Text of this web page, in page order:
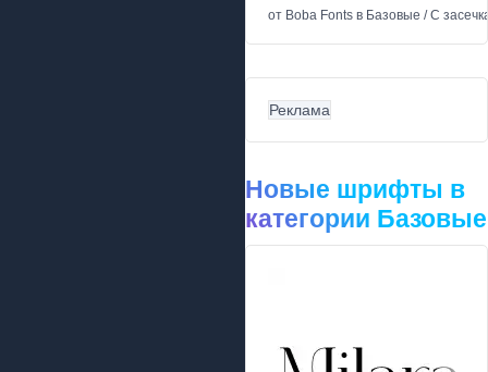
от Boba Fonts в Базовые /С
Реклама
Новые шрифты в
категории Базовые